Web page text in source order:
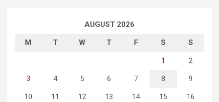
AUGUST 2026
M T W T F S S
1 2
3 4 5 6 7 8 9
10 11 12 13 14 15 16